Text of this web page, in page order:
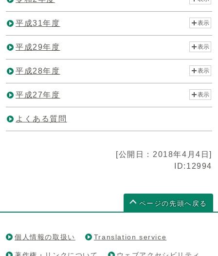
平成31年度 表示
平成29年度 表示
平成28年度 表示
平成27年度 表示
よくある質問
[公開日：2018年4月4日]
ID:12994
ページの先頭へ戻る
個人情報の取扱い Translation service